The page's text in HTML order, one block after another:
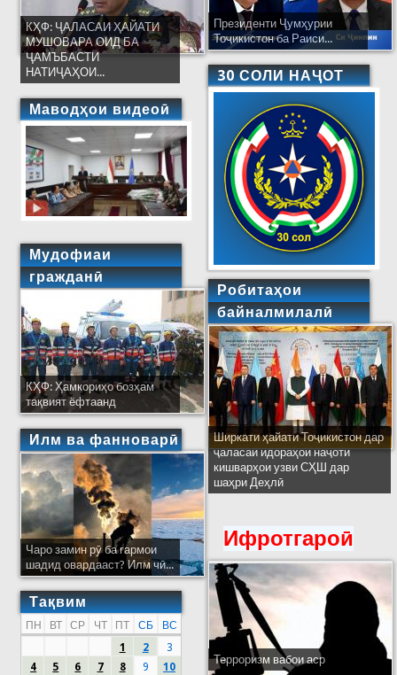
КҲФ: ҶАЛАСАИ ҲАЙАТИ
МУШОВАРА ОИД БА
ҶАМЪБАСТИ
НАТИҶАҲОИ...
Маводҳои видеоӣ
Мудофиаи
гражданӣ
КҲФ: Ҳамкориҳо бозҳам
тақвият ёфтаанд
Илм ва фанноварӣ
Чаро замин рӯ ба гармои
шадид овардааст? Илм чӣ...
Тақвим
ПН ВТ СР ЧТ ПТ СБ
ВС
1
2
3
4
5 6 7 8 9
10
Президенти Ҷумҳурии
Тоҷикистон ба Раиси...
30 СОЛИ НАҶОТ
Робитаҳои
байналмилалӣ
Ширкати ҳайати Тоҷикистон дар
ҷаласаи идораҳои наҷоти
кишварҳои узви СҲШ дар
шаҳри Деҳлӣ
Ифротгароӣ
Терроризм вабои аср